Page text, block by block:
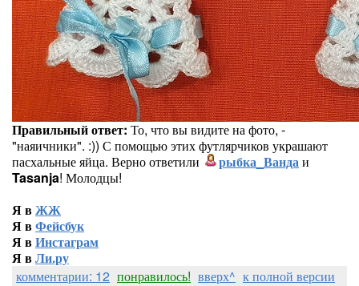
Правильный ответ: То, что вы видите на фото, -
"наяичники". :)) С помощью этих футлярчиков украшают
пасхальные яйца. Верно ответили
рыбка_Вандаи
Tasanja! Молодцы!
Я вЖЖ
Я вФейсбук
Я вИнстаграм
Я вЛи.ру
комментарии: 12 понравилось! вверх^ к полной версии